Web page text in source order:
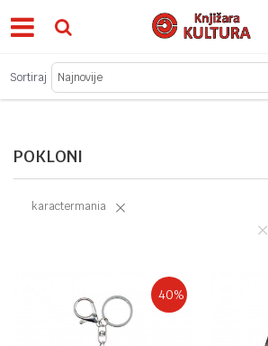
BESPLATNA ISPORUKA ZA IZNOSE
POKLONI
Sortiraj
karactermania
40%